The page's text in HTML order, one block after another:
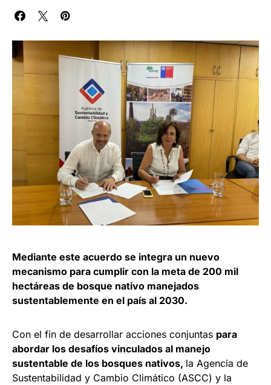
Mediante este acuerdo se integra un nuevo
mecanismo para cumplir con la meta de 200 mil
hectáreas de bosque nativo manejados
sustentablemente en el país al 2030.
Con el fin de desarrollar acciones conjuntas para
abordar los desafíos vinculados al manejo
sustentable de los bosques nativos, la Agencia de
Sustentabilidad y Cambio Climático (ASCC) y la